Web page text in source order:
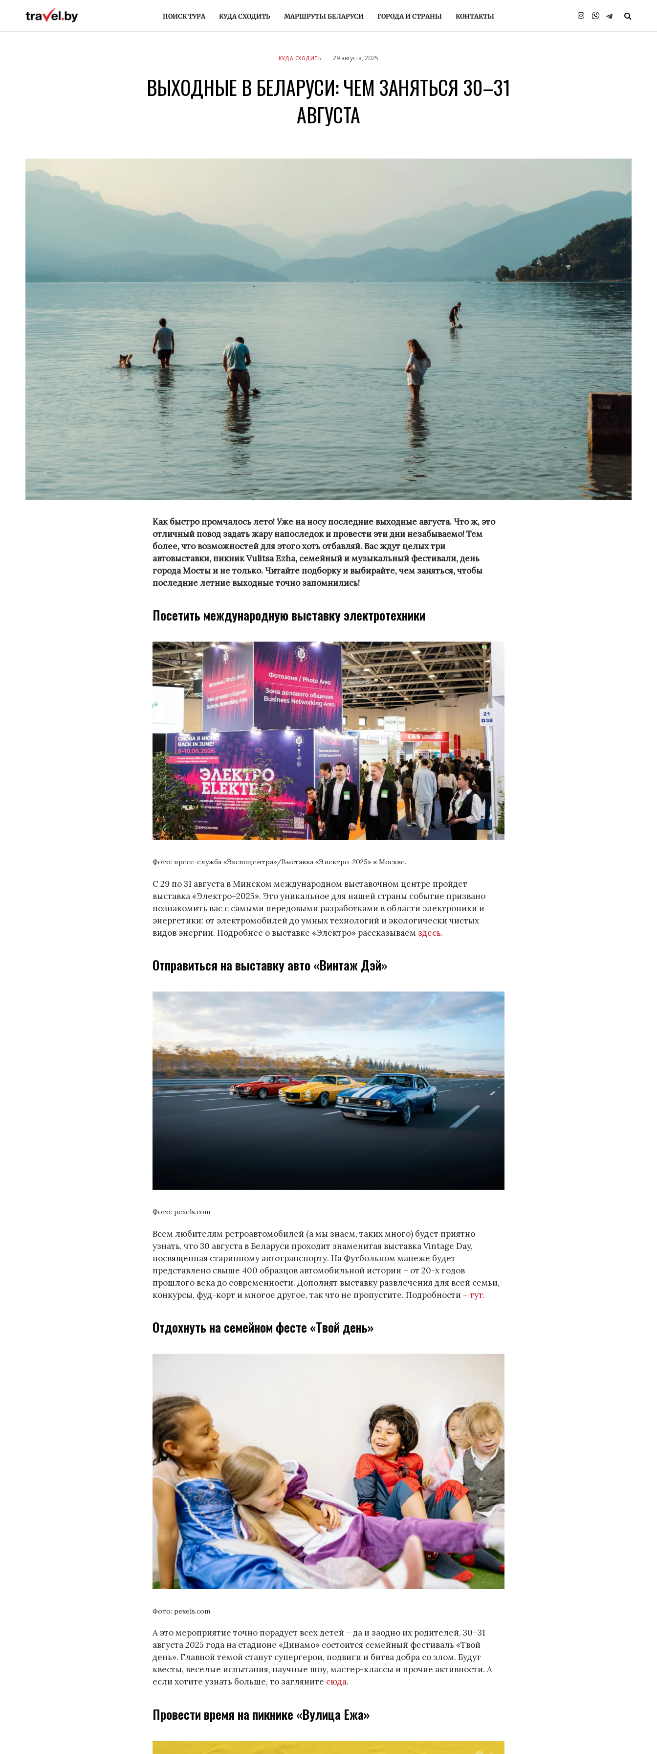
ПОИСК ТУРА КУДА СХОДИТЬ МАРШРУТЫ БЕЛАРУСИ ГОРОДА И СТРАНЫ КОНТАКТЫ InstagramTelegram
КУДА СХОДИТЬ 29 августа, 2025
ВЫХОДНЫЕ В БЕЛАРУСИ: ЧЕМ ЗАНЯТЬСЯ 30–31
АВГУСТА
Как быстро промчалось лето! Уже на носу последние выходные августа. Что ж, это
отличный повод задать жару напоследок и провести эти дни незабываемо! Тем
более, что возможностей для этого хоть отбавляй. Вас ждут целых три
автовыставки, пикник Vulitsa Ezha, семейный и музыкальный фестивали, день
города Мосты и не только. Читайте подборку и выбирайте, чем заняться, чтобы
последние летние выходные точно запомнились!
Посетить международную выставку электротехники
Фото: пресс-служба «Экспоцентра»/Выставка «Электро-2025» в Москве.
С 29 по 31 августа в Минском международном выставочном центре пройдет
выставка «Электро–2025». Это уникальное для нашей страны событие призвано
познакомить вас с самыми передовыми разработками в области электроники и
энергетики: от электромобилей до умных технологий и экологически чистых
видов энергии. Подробнее о выставке «Электро» рассказываем здесь.
Отправиться на выставку авто «Винтаж Дэй»
Фото: pexels.com
Всем любителям ретроавтомобилей (а мы знаем, таких много) будет приятно
узнать, что 30 августа в Беларуси проходит знаменитая выставка Vintage Day,
посвященная старинному автотранспорту. На Футбольном манеже будет
представлено свыше 400 образцов автомобильной истории – от 20-х годов
прошлого века до современности. Дополнят выставку развлечения для всей семьи,
конкурсы, фуд-корт и многое другое, так что не пропустите. Подробности – тут.
Отдохнуть на семейном фесте «Твой день»
Фото: pexels.com
А это мероприятие точно порадует всех детей – да и заодно их родителей. 30–31
августа 2025 года на стадионе «Динамо» состоится семейный фестиваль «Твой
день». Главной темой станут супергерои, подвиги и битва добра со злом. Будут
квесты, веселые испытания, научные шоу, мастер-классы и прочие активности. А
если хотите узнать больше, то загляните сюда.
Провести время на пикнике «Вулица Ежа»